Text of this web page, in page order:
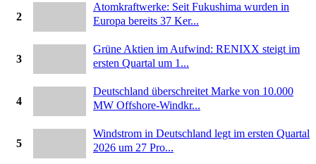
2
Atomkraftwerke: Seit Fukushima wurden in
Europa bereits 37 Ker...
3
Grüne Aktien im Aufwind: RENIXX steigt im
ersten Quartal um 1...
4
Deutschland überschreitet Marke von 10.000
MW Offshore-Windkr...
5
Windstrom in Deutschland legt im ersten Quartal
2026 um 27 Pro...